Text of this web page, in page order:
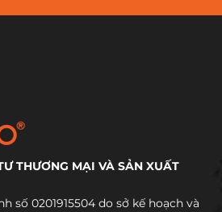
THƯƠNG MẠI VÀ SẢN XUẤT
số 0201915504 do sở kế hoạch và